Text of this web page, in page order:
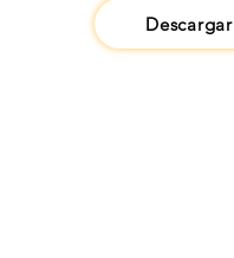
Descargar